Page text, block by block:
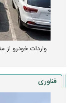
واردات خودرو از
فناوری